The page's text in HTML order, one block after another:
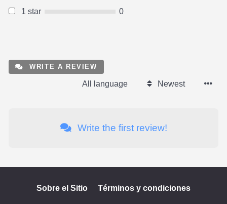
1 star 0
WRITE A REVIEW
All language Newest
Write the first review!
Sobre el Sitio Términos y condiciones